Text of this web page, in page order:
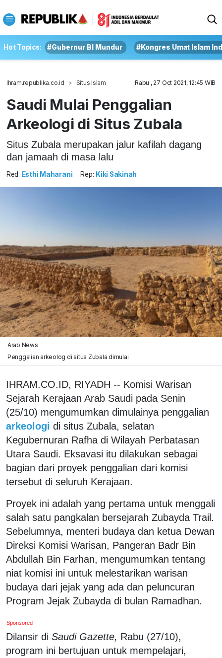
Hot Topics: #Gubernur BI Mundur #Kongres Umat Islam
Ihram.republika.co.id Situs Islam Rabu , 27 Oct 2021, 12:45 WIB
Saudi Mulai Penggalian
Arkeologi di Situs Zubala
Situs Zubala merupakan jalur kafilah dagang
dan jamaah di masa lalu
Red: Esthi Maharani Rep: Kiki Sakinah
Arab News
Penggalian arkeolog di situs Zubala dimulai
IHRAM.CO.ID, RIYADH -- Komisi Warisan
Sejarah Kerajaan Arab Saudi pada Senin
(25/10) mengumumkan dimulainya penggalian
arkeologi di situs Zubala, selatan
Kegubernuran Rafha di Wilayah Perbatasan
Utara Saudi. Eksavasi itu dilakukan sebagai
bagian dari proyek penggalian dari komisi
tersebut di seluruh Kerajaan.
Proyek ini adalah yang pertama untuk menggali
salah satu pangkalan bersejarah Zubayda Trail.
Sebelumnya, menteri budaya dan ketua Dewan
Direksi Komisi Warisan, Pangeran Badr Bin
Abdullah Bin Farhan, mengumumkan tentang
niat komisi ini untuk melestarikan warisan
budaya dari jejak yang ada dan peluncuran
Program Jejak Zubayda di bulan Ramadhan.
Sponsored
Dilansir di Saudi Gazette, Rabu (27/10),
program ini bertujuan untuk mempelajari,